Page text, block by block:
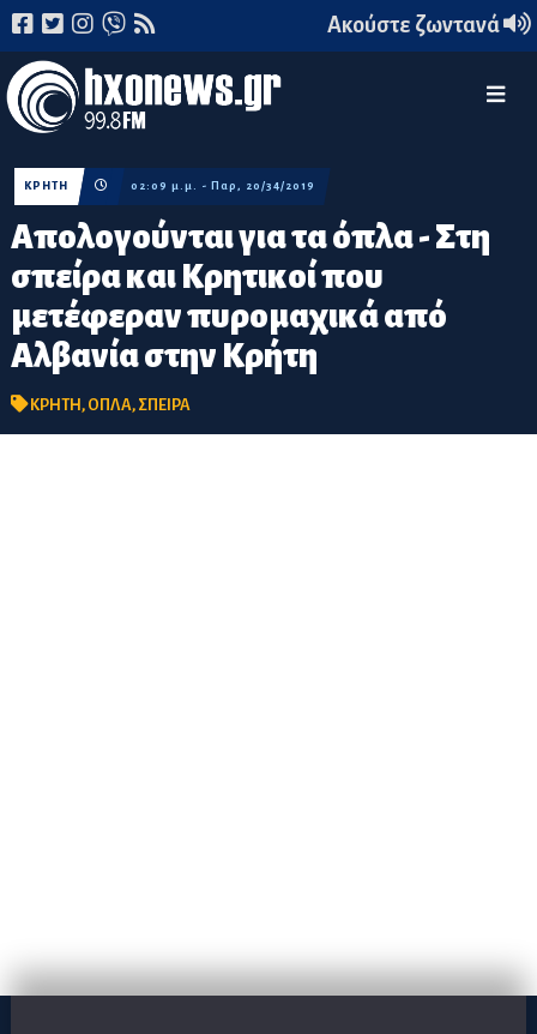
Ακούστε ζωντανά
Απολογούνται για τα όπλα - Στη
σπείρα και Κρητικοί που
μετέφεραν πυρομαχικά από
Αλβανία στην Κρήτη
ΚΡΗΤΗ 02:09 μ.μ. - Παρ, 20/34/2019
ΚΡΗΤΗ, ΟΠΛΑ, ΣΠΕΙΡΑ